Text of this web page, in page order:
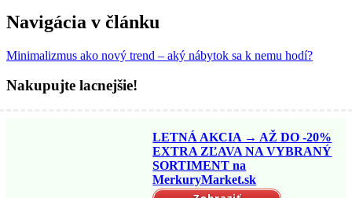
Navigácia v článku
Minimalizmus ako nový trend – aký nábytok sa k nemu hodí?
Nakupujte lacnejšie!
LETNÁ AKCIA → AŽ DO -20%
EXTRA ZĽAVA NA VYBRANÝ
SORTIMENT na
MerkuryMarket.sk